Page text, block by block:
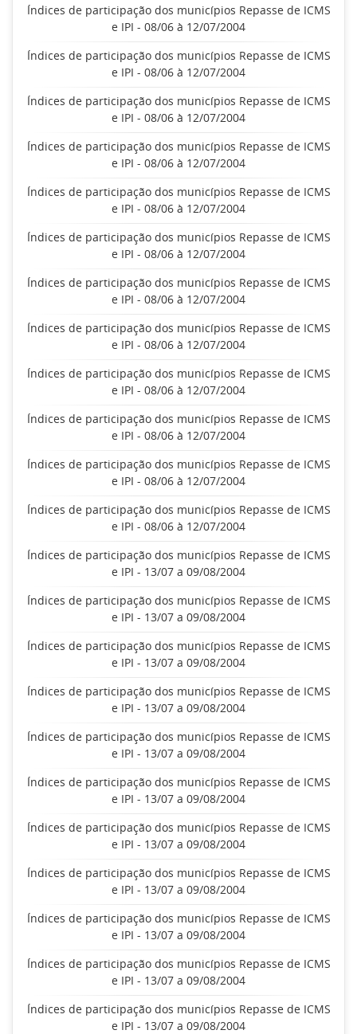
Índices de participação dos municípios Repasse de ICMS
e IPI - 08/06 à 12/07/2004
Índices de participação dos municípios Repasse de ICMS
e IPI - 08/06 à 12/07/2004
Índices de participação dos municípios Repasse de ICMS
e IPI - 08/06 à 12/07/2004
Índices de participação dos municípios Repasse de ICMS
e IPI - 08/06 à 12/07/2004
Índices de participação dos municípios Repasse de ICMS
e IPI - 08/06 à 12/07/2004
Índices de participação dos municípios Repasse de ICMS
e IPI - 08/06 à 12/07/2004
Índices de participação dos municípios Repasse de ICMS
e IPI - 08/06 à 12/07/2004
Índices de participação dos municípios Repasse de ICMS
e IPI - 08/06 à 12/07/2004
Índices de participação dos municípios Repasse de ICMS
e IPI - 08/06 à 12/07/2004
Índices de participação dos municípios Repasse de ICMS
e IPI - 08/06 à 12/07/2004
Índices de participação dos municípios Repasse de ICMS
e IPI - 08/06 à 12/07/2004
Índices de participação dos municípios Repasse de ICMS
e IPI - 08/06 à 12/07/2004
Índices de participação dos municípios Repasse de ICMS
e IPI - 13/07 a 09/08/2004
Índices de participação dos municípios Repasse de ICMS
e IPI - 13/07 a 09/08/2004
Índices de participação dos municípios Repasse de ICMS
e IPI - 13/07 a 09/08/2004
Índices de participação dos municípios Repasse de ICMS
e IPI - 13/07 a 09/08/2004
Índices de participação dos municípios Repasse de ICMS
e IPI - 13/07 a 09/08/2004
Índices de participação dos municípios Repasse de ICMS
e IPI - 13/07 a 09/08/2004
Índices de participação dos municípios Repasse de ICMS
e IPI - 13/07 a 09/08/2004
Índices de participação dos municípios Repasse de ICMS
e IPI - 13/07 a 09/08/2004
Índices de participação dos municípios Repasse de ICMS
e IPI - 13/07 a 09/08/2004
Índices de participação dos municípios Repasse de ICMS
e IPI - 13/07 a 09/08/2004
Índices de participação dos municípios Repasse de ICMS
e IPI - 13/07 a 09/08/2004